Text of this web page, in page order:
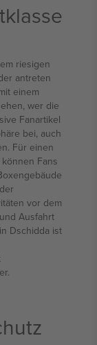
riesigen
antreten
einem
wer die
Fanartikel
bei, auch
Für einen
Fans
vor dem
Ausfahrt
Dschidda ist